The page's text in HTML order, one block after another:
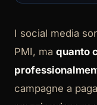
I social media
PMI, ma quanto
campagne a